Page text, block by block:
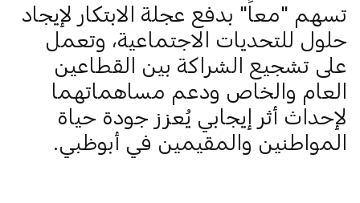
تسهم "معاً" بدفع عجلة الابتكار لإيجاد
حلول للتحديات الاجتماعية، وتعمل
على تشجيع الشراكة بين القطاعين
العام والخاص ودعم مساهماتهما
لإحداث أثر إيجابي يُعزز جودة حياة
المواطنين والمقيمين في أبوظبي.